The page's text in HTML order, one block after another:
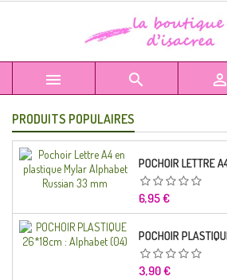
  
PRODUITS POPULAIRES
Prix
6,95 €
Prix
3,90 €